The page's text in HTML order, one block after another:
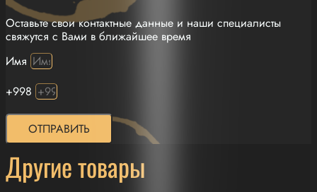
Оставьте свои контактные данные и наши специалисты
свяжутся с Вами в ближайшее время
Имя
+998
ОТПРАВИТЬ
Другие товары